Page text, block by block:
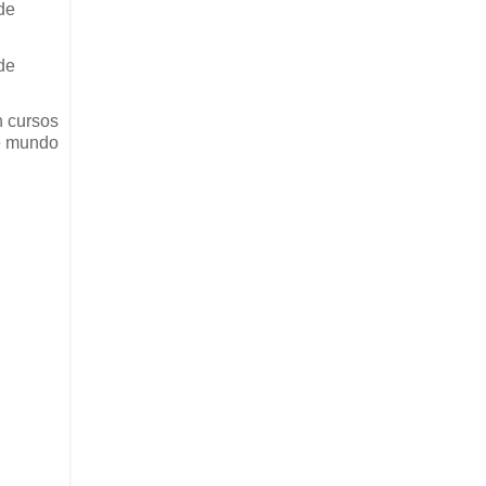
cursos
mundo